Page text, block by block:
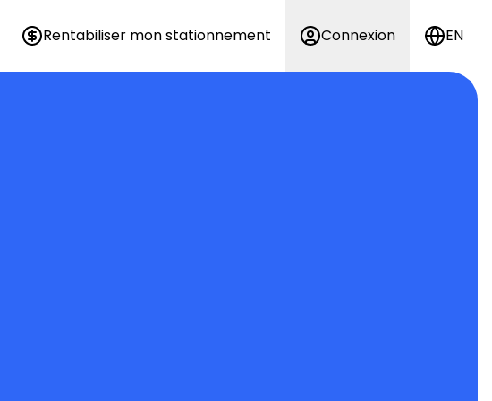
Rentabiliser mon stationnement Connexion EN